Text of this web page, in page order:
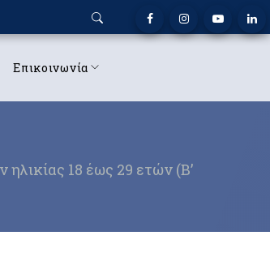
Επικοινωνία
18 έως 29 ετών (Β’